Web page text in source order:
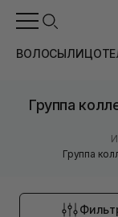
ВОЛОСЫЛИЦО
Группа
Группа